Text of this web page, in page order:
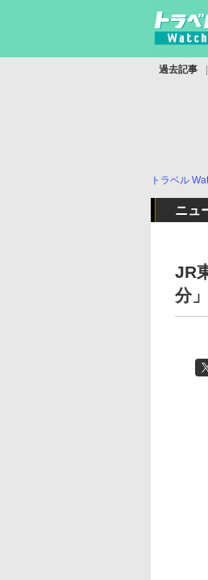
過去記事
トラベル
ニュ
JR
分